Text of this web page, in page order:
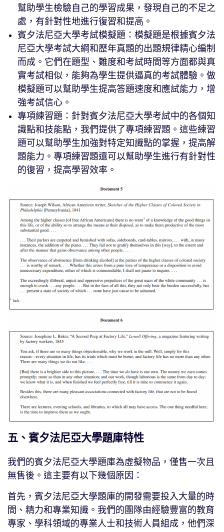
幫助學生檢驗自己的學習成果，發現自己的不足之
處，有針對性地進行復習和提高。
賓夕法尼亞大學考試模擬題：模擬題是根據賓夕法
尼亞大學考試大綱和歷年真題的出題規律精心編制
而成。它們在題型、難度和考試時間等方面都與真
實考試相似，能夠為學生提供逼真的考試體驗。做
模擬題可以幫助學生提高答題速度和應試能力，增
強考試信心。
專項練習題：針對賓夕法尼亞大學考試中的各個知
識點和技能點，我們提供了專項練習題。這些練習
題可以幫助學生加強對特定知識點的掌握，提高解
題能力。專項練習題還可以幫助學生進行有針對性
的復習，提高學習效率。
五、賓夕法尼亞大學題庫特性
我們的賓夕法尼亞大學題庫為虛擬物品，僅售一次且
無售後。這主要有以下幾個原因：
首先，賓夕法尼亞大學題庫的開發需要投入大量的時
間、精力和專業知識。我們的團隊由經驗豐富的教育
專家、學科領域的專業人士和技術人員組成，他們深